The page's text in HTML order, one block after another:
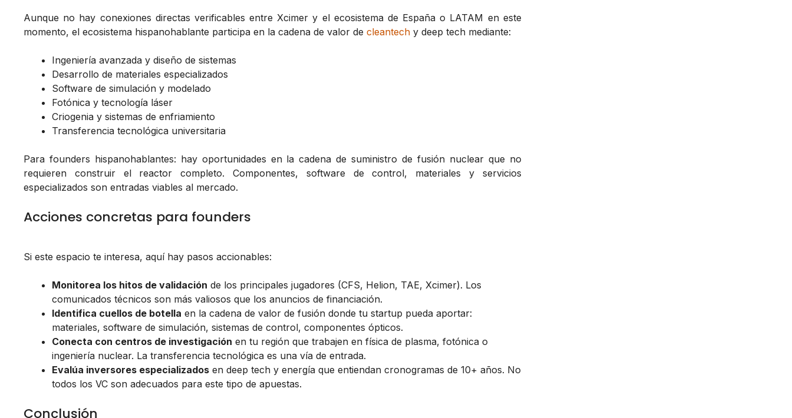
Aunque no hay conexiones directas verificables entre Xcimer y el ecosistema de España o LATAM en este
momento, el ecosistema hispanohablante participa en la cadena de valor de cleantech y deep tech mediante:
Ingeniería avanzada y diseño de sistemas
Desarrollo de materiales especializados
Software de simulación y modelado
Fotónica y tecnología láser
Criogenia y sistemas de enfriamiento
Transferencia tecnológica universitaria
Para founders hispanohablantes: hay oportunidades en la cadena de suministro de fusión nuclear que no
requieren construir el reactor completo. Componentes, software de control, materiales y servicios
especializados son entradas viables al mercado.
Acciones concretas para founders
Si este espacio te interesa, aquí hay pasos accionables:
Monitorea los hitos de validación de los principales jugadores (CFS, Helion, TAE, Xcimer). Los
comunicados técnicos son más valiosos que los anuncios de financiación.
Identifica cuellos de botella en la cadena de valor de fusión donde tu startup pueda aportar:
materiales, software de simulación, sistemas de control, componentes ópticos.
Conecta con centros de investigación en tu región que trabajen en física de plasma, fotónica o
ingeniería nuclear. La transferencia tecnológica es una vía de entrada.
Evalúa inversores especializados en deep tech y energía que entiendan cronogramas de 10+ años. No
todos los VC son adecuados para este tipo de apuestas.
Conclusión